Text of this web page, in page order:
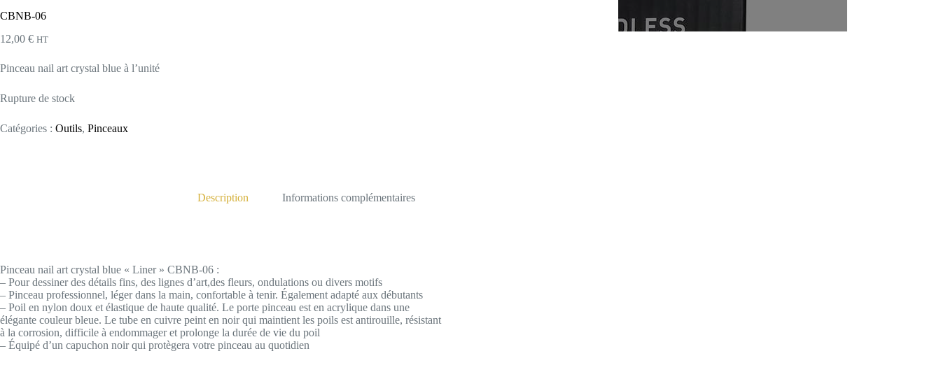
CBNB-06
12,00 € HT
Pinceau nail art crystal blue à l’unité
Rupture de stock
Catégories : Outils, Pinceaux
Description Informations complémentaires
Pinceau nail art crystal blue « Liner » CBNB-06 :
– Pour dessiner des détails fins, des lignes d’art,des fleurs, ondulations ou divers motifs
– Pinceau professionnel, léger dans la main, confortable à tenir. Également adapté aux débutants
– Poil en nylon doux et élastique de haute qualité. Le porte pinceau est en acrylique dans une
élégante couleur bleue. Le tube en cuivre peint en noir qui maintient les poils est antirouille, résistant
à la corrosion, difficile à endommager et prolonge la durée de vie du poil
– Équipé d’un capuchon noir qui protègera votre pinceau au quotidien